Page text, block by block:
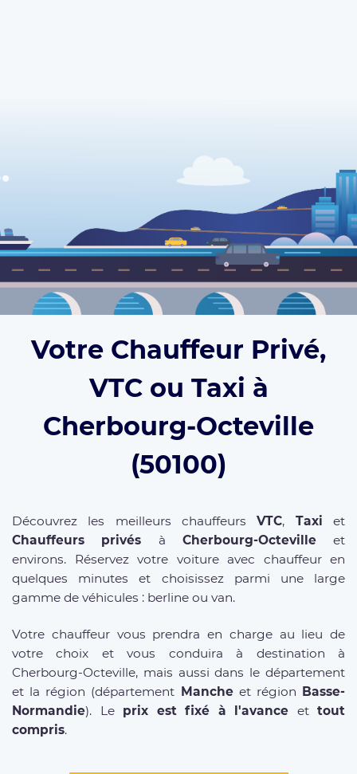
Votre Chauffeur Privé,
VTC ou Taxi à
Cherbourg-Octeville
(50100)
Découvrez les meilleurs chauffeursVTC, Taxi et
Chauffeurs privés à Cherbourg-Octevilleet
environs. Réservez votre voiture avec chauffeur en
quelques minutes et choisissez parmi une large
gamme de véhicules : berline ou van.
Votre chauffeur vous prendra en charge au lieu de
votre choix et vous conduira à destination à
Cherbourg-Octeville, mais aussi dans le département
et la région (département Mancheet région Basse-
Normandie). Le prix est fixé à l'avance et tout
compris.